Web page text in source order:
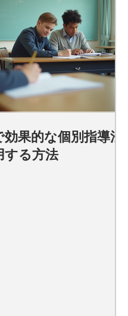
果的な個別指導法
する方法